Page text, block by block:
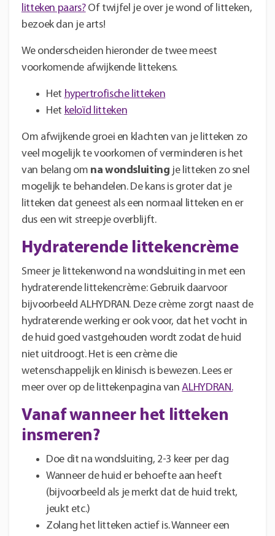
litteken paars?Of twijfel je over je wond of litteken,
bezoek dan je arts!
We onderscheiden hieronder de twee meest
voorkomende afwijkende littekens.
Het hypertrofische litteken
Het keloïd litteken
Om afwijkende groei en klachten van je litteken zo
veel mogelijk te voorkomen of verminderen is het
van belang om na wondsluiting je litteken zo snel
mogelijk te behandelen. De kans is groter dat je
litteken dat geneest als een normaal litteken en er
dus een wit streepje overblijft.
Hydraterende littekencrème
Smeer je littekenwond na wondsluiting in met een
hydraterende littekencrème: Gebruik daarvoor
bijvoorbeeld ALHYDRAN. Deze crème zorgt naast de
hydraterende werking er ook voor, dat het vocht in
de huid goed vastgehouden wordt zodat de huid
niet uitdroogt. Het is een crème die
wetenschappelijk en klinisch is bewezen. Lees er
meer over op de littekenpagina vanALHYDRAN.
Vanaf wanneer het litteken
insmeren?
Doe dit na wondsluiting, 2-3 keer per dag
Wanneer de huid er behoefte aan heeft
(bijvoorbeeld als je merkt dat de huid trekt,
jeukt etc.)
Zolang het litteken actief is. Wanneer een